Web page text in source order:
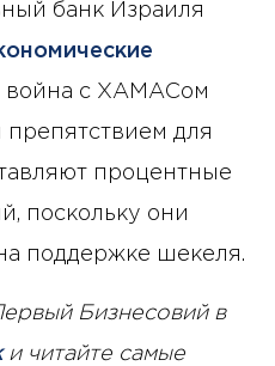
банк Израиля
война с ХАМАСом
для
процентные
поскольку они
поддержке шекеля.
Бизнесовий в
и читайте самые